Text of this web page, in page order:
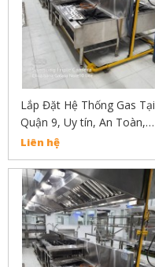
Lắp Đặt Hệ Thống Gas Tại
Quận 9, Uy tín, An Toàn,
Chất Lượng Liện Hệ:
02838304030
Liên hệ